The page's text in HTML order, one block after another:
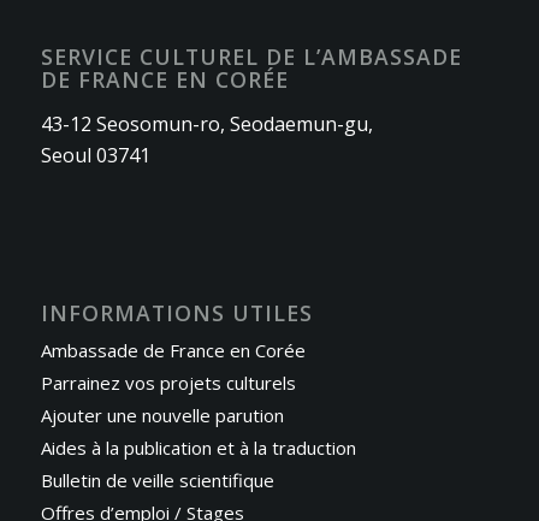
SERVICE CULTUREL DE L’AMBASSADE
DE FRANCE EN CORÉE
43-12 Seosomun-ro, Seodaemun-gu,
Seoul 03741
INFORMATIONS UTILES
Ambassade de France en Corée
Parrainez vos projets culturels
Ajouter une nouvelle parution
Aides à la publication et à la traduction
Bulletin de veille scientifique
Offres d’emploi / Stages